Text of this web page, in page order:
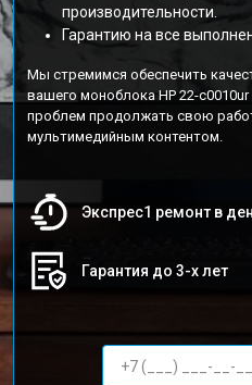
производительности.
Гарантию на все
Мы стремимся обеспечить
вашего моноблока HP 22-
проблем продолжать свою
мультимедийным контентом.
Экспрес1 ремонт в
Гарантия до 3-х лет